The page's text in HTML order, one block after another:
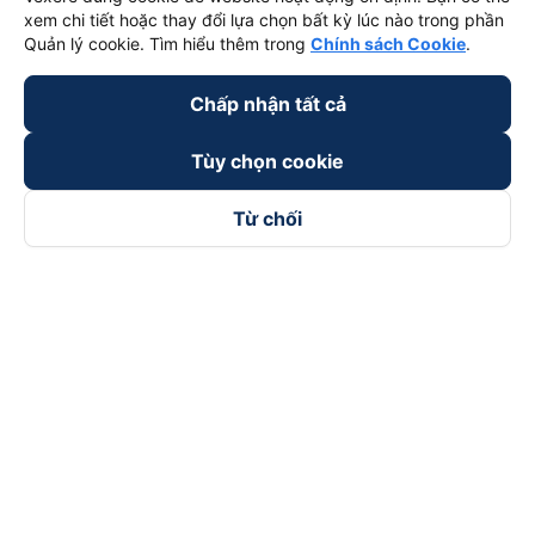
xem chi tiết hoặc thay đổi lựa chọn bất kỳ lúc nào trong phần
Quản lý cookie. Tìm hiểu thêm trong Chính sách Cookie.
Chấp nhận tất cả
Tùy chọn cookie
Từ chối